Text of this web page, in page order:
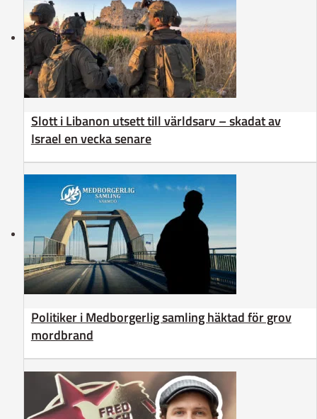
Slott i Libanon utsett till världsarv – skadat av
Israel en vecka senare
Politiker i Medborgerlig samling häktad för grov
mordbrand